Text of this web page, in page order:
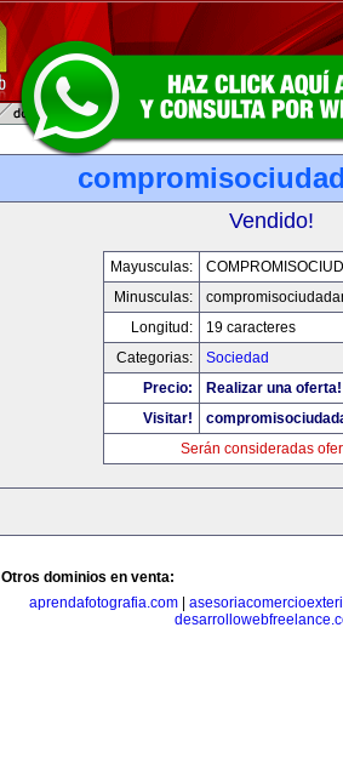
Vendido!
Mayusculas:
Minusculas:
Longitud:
19 caracteres
Categorias:
Sociedad
Precio:
Realizar una oferta!
Visitar!
Serán consideradas
Otros dominios en venta:
aprendafotografia.com